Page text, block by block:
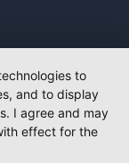
to
and to display
I agree and may
effect for the